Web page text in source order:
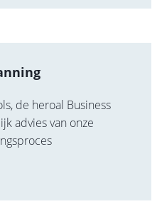
de heroal Business
advies van onze